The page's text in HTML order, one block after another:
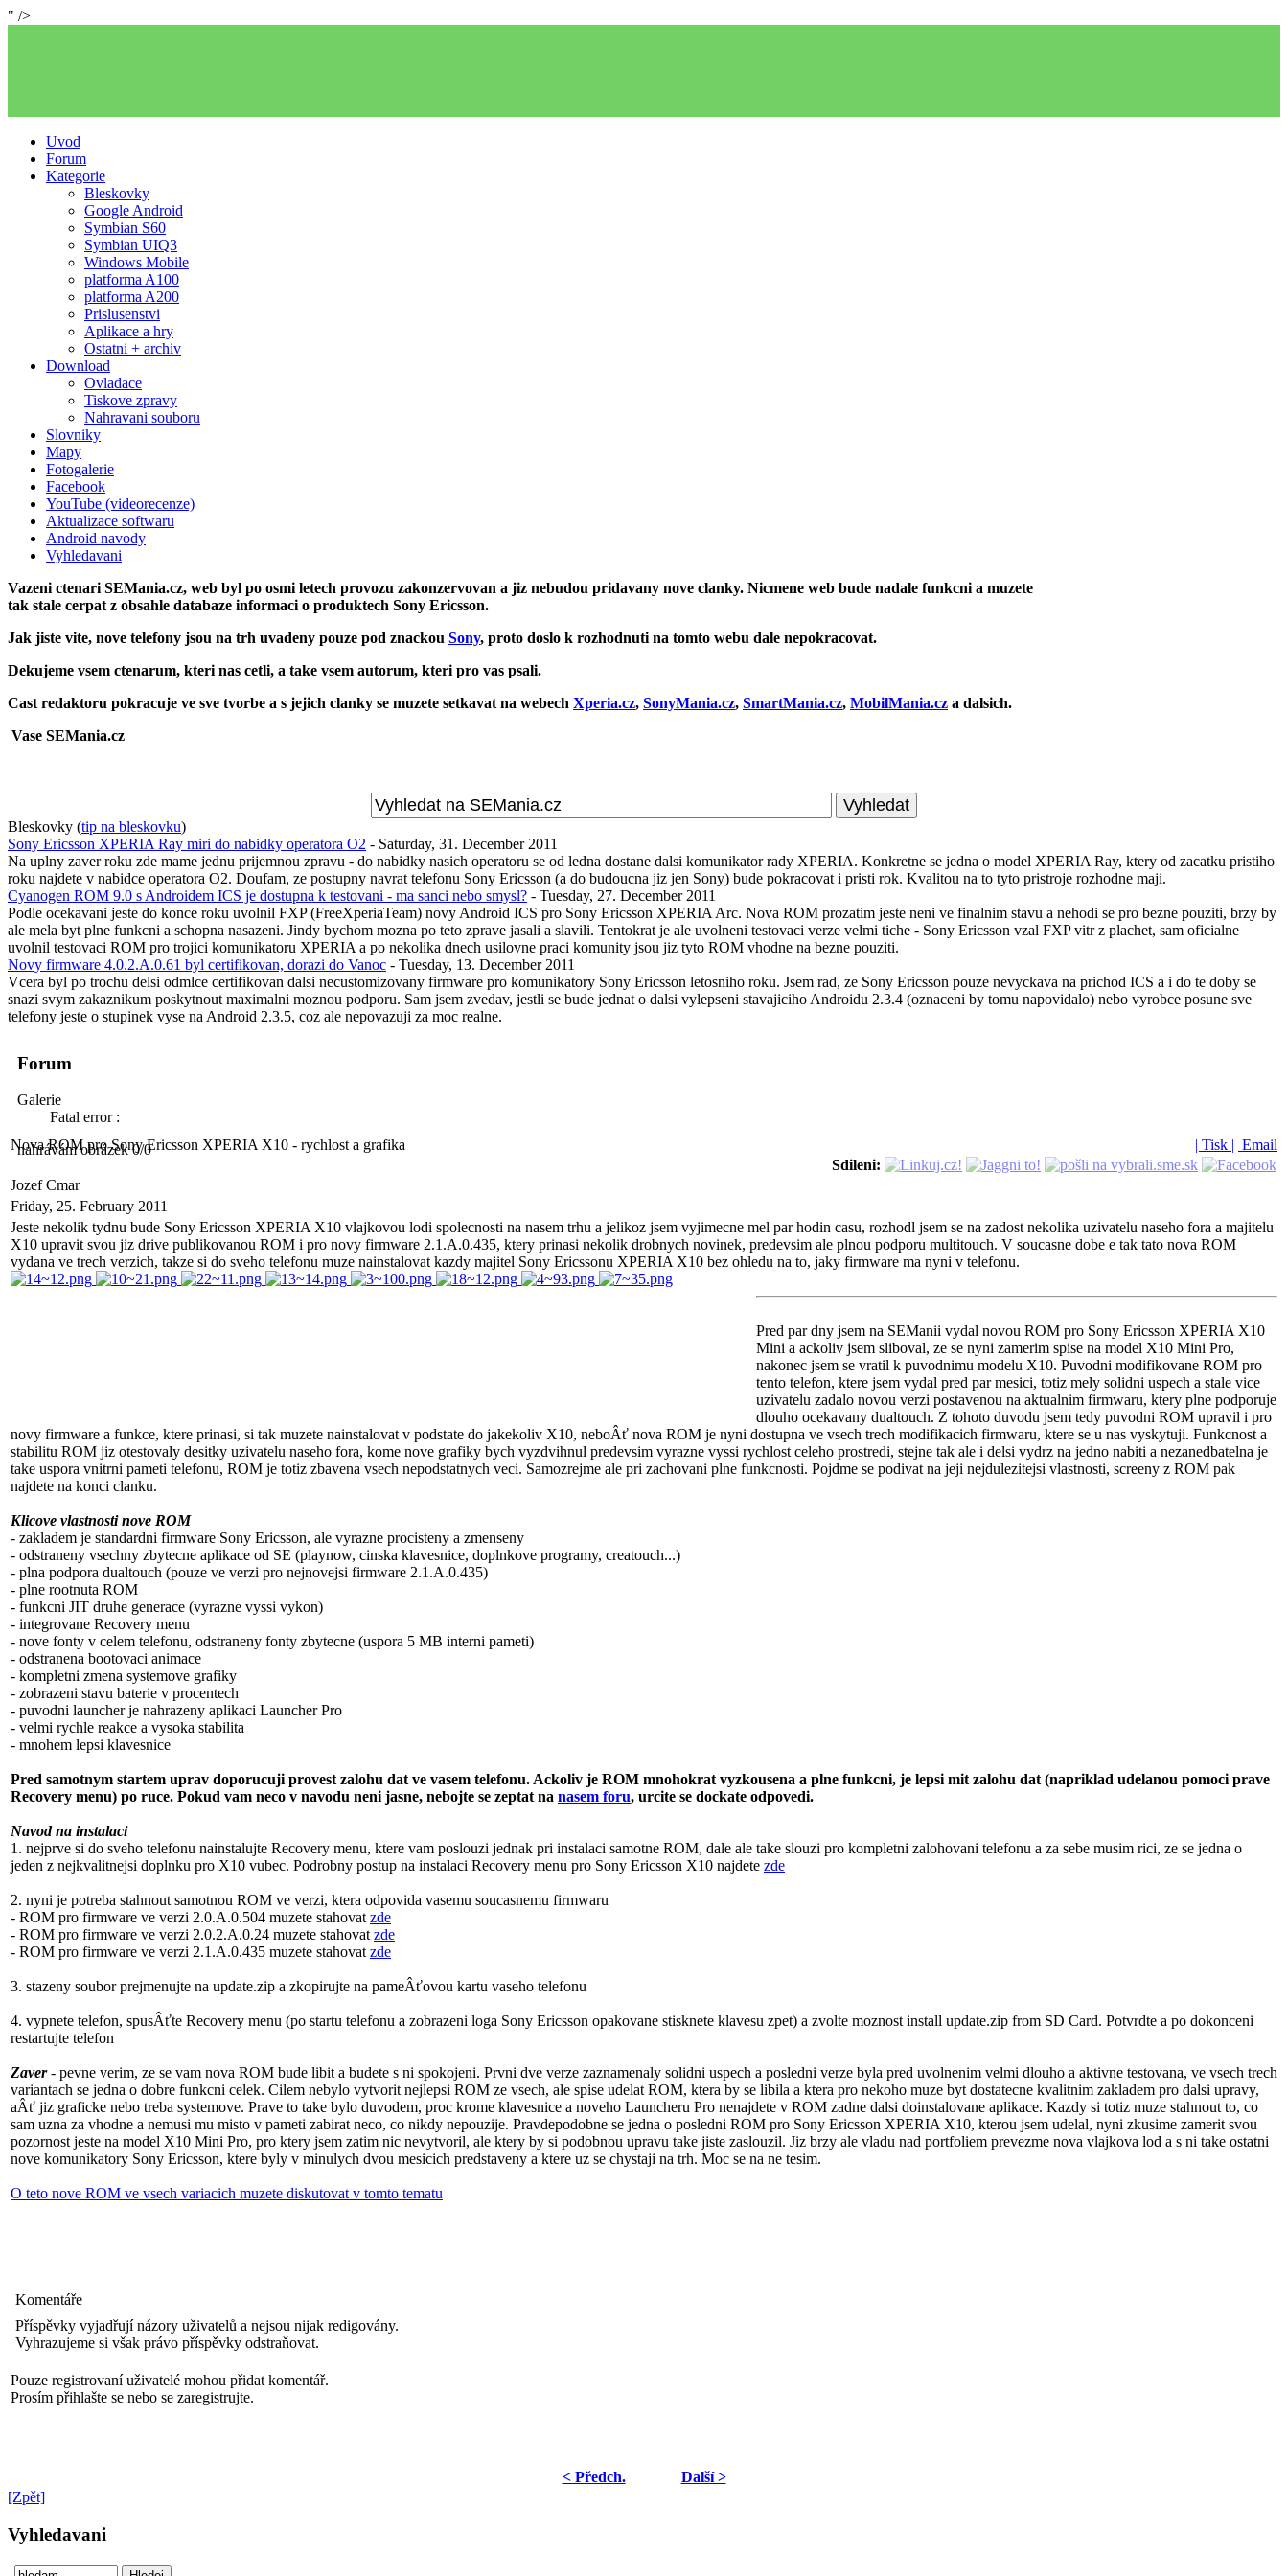
" />
Uvod
Forum
Kategorie
Bleskovky
Google Android
Symbian S60
Symbian UIQ3
Windows Mobile
platforma A100
platforma A200
Prislusenstvi
Aplikace a hry
Ostatni + archiv
Download
Ovladace
Tiskove zpravy
Nahravani souboru
Slovniky
Mapy
Fotogalerie
Facebook
YouTube (videorecenze)
Aktualizace softwaru
Android navody
Vyhledavani
Vazeni ctenari SEMania.cz, web byl po osmi letech provozu zakonzervovan a jiz nebudou pridavany nove clanky. Nicmene web bude nadale funkcni a muzete
tak stale cerpat z obsahle databaze informaci o produktech Sony Ericsson.
Jak jiste vite, nove telefony jsou na trh uvadeny pouze pod znackou Sony, proto doslo k rozhodnuti na tomto webu dale nepokracovat.
Dekujeme vsem ctenarum, kteri nas cetli, a take vsem autorum, kteri pro vas psali.
Cast redaktoru pokracuje ve sve tvorbe a s jejich clanky se muzete setkavat na webech Xperia.cz, SonyMania.cz, SmartMania.cz, MobilMania.cz a dalsich.
Vase SEMania.cz
Bleskovky (tip na bleskovku)
Sony Ericsson XPERIA Ray miri do nabidky operatora O2 - Saturday, 31. December 2011
Na uplny zaver roku zde mame jednu prijemnou zpravu - do nabidky nasich operatoru se od ledna dostane dalsi komunikator rady XPERIA. Konkretne se jedna o model XPERIA Ray, ktery od zacatku pristiho
roku najdete v nabidce operatora O2. Doufam, ze postupny navrat telefonu Sony Ericsson (a do budoucna jiz jen Sony) bude pokracovat i pristi rok. Kvalitou na to tyto pristroje rozhodne maji.
Cyanogen ROM 9.0 s Androidem ICS je dostupna k testovani - ma sanci nebo smysl? - Tuesday, 27. December 2011
Podle ocekavani jeste do konce roku uvolnil FXP (FreeXperiaTeam) novy Android ICS pro Sony Ericsson XPERIA Arc. Nova ROM prozatim jeste neni ve finalnim stavu a nehodi se pro bezne pouziti, brzy by
ale mela byt plne funkcni a schopna nasazeni. Jindy bychom mozna po teto zprave jasali a slavili. Tentokrat je ale uvolneni testovaci verze velmi tiche - Sony Ericsson vzal FXP vitr z plachet, sam oficialne
uvolnil testovaci ROM pro trojici komunikatoru XPERIA a po nekolika dnech usilovne praci komunity jsou jiz tyto ROM vhodne na bezne pouziti.
Novy firmware 4.0.2.A.0.61 byl certifikovan, dorazi do Vanoc - Tuesday, 13. December 2011
Vcera byl po trochu delsi odmlce certifikovan dalsi necustomizovany firmware pro komunikatory Sony Ericsson letosniho roku. Jsem rad, ze Sony Ericsson pouze nevyckava na prichod ICS a i do te doby se
snazi svym zakaznikum poskytnout maximalni moznou podporu. Sam jsem zvedav, jestli se bude jednat o dalsi vylepseni stavajiciho Androidu 2.3.4 (oznaceni by tomu napovidalo) nebo vyrobce posune sve
telefony jeste o stupinek vyse na Android 2.3.5, coz ale nepovazuji za moc realne.
Forum
Galerie
Fatal error :
nahrávám obrázek 0/0
Nova ROM pro Sony Ericsson XPERIA X10 - rychlost a grafika | Tisk | Email
Sdileni:
Jozef Cmar
Friday, 25. February 2011
Jeste nekolik tydnu bude Sony Ericsson XPERIA X10 vlajkovou lodi spolecnosti na nasem trhu a jelikoz jsem vyjimecne mel par hodin casu, rozhodl jsem se na zadost nekolika uzivatelu naseho fora a majitelu
X10 upravit svou jiz drive publikovanou ROM i pro novy firmware 2.1.A.0.435, ktery prinasi nekolik drobnych novinek, predevsim ale plnou podporu multitouch. V soucasne dobe e tak tato nova ROM
vydana ve trech verzich, takze si do sveho telefonu muze nainstalovat kazdy majitel Sony Ericssonu XPERIA X10 bez ohledu na to, jaky firmware ma nyni v telefonu.
Pred par dny jsem na SEManii vydal novou ROM pro Sony Ericsson XPERIA X10
Mini a ackoliv jsem sliboval, ze se nyni zamerim spise na model X10 Mini Pro,
nakonec jsem se vratil k puvodnimu modelu X10. Puvodni modifikovane ROM pro
tento telefon, ktere jsem vydal pred par mesici, totiz mely solidni uspech a stale vice
uzivatelu zadalo novou verzi postavenou na aktualnim firmwaru, ktery plne podporuje
dlouho ocekavany dualtouch. Z tohoto duvodu jsem tedy puvodni ROM upravil i pro
novy firmware a funkce, ktere prinasi, si tak muzete nainstalovat v podstate do jakekoliv X10, neboÂť nova ROM je nyni dostupna ve vsech trech modifikacich firmwaru, ktere se u nas vyskytuji. Funkcnost a
stabilitu ROM jiz otestovaly desitky uzivatelu naseho fora, kome nove grafiky bych vyzdvihnul predevsim vyrazne vyssi rychlost celeho prostredi, stejne tak ale i delsi vydrz na jedno nabiti a nezanedbatelna je
take uspora vnitrni pameti telefonu, ROM je totiz zbavena vsech nepodstatnych veci. Samozrejme ale pri zachovani plne funkcnosti. Pojdme se podivat na jeji nejdulezitejsi vlastnosti, screeny z ROM pak
najdete na konci clanku.
Klicove vlastnosti nove ROM
- zakladem je standardni firmware Sony Ericsson, ale vyrazne procisteny a zmenseny
- odstraneny vsechny zbytecne aplikace od SE (playnow, cinska klavesnice, doplnkove programy, creatouch...)
- plna podpora dualtouch (pouze ve verzi pro nejnovejsi firmware 2.1.A.0.435)
- plne rootnuta ROM
- funkcni JIT druhe generace (vyrazne vyssi vykon)
- integrovane Recovery menu
- nove fonty v celem telefonu, odstraneny fonty zbytecne (uspora 5 MB interni pameti)
- odstranena bootovaci animace
- kompletni zmena systemove grafiky
- zobrazeni stavu baterie v procentech
- puvodni launcher je nahrazeny aplikaci Launcher Pro
- velmi rychle reakce a vysoka stabilita
- mnohem lepsi klavesnice
Pred samotnym startem uprav doporucuji provest zalohu dat ve vasem telefonu. Ackoliv je ROM mnohokrat vyzkousena a plne funkcni, je lepsi mit zalohu dat (napriklad udelanou pomoci prave
Recovery menu) po ruce. Pokud vam neco v navodu neni jasne, nebojte se zeptat na nasem foru, urcite se dockate odpovedi.
Navod na instalaci
1. nejprve si do sveho telefonu nainstalujte Recovery menu, ktere vam poslouzi jednak pri instalaci samotne ROM, dale ale take slouzi pro kompletni zalohovani telefonu a za sebe musim rici, ze se jedna o
jeden z nejkvalitnejsi doplnku pro X10 vubec. Podrobny postup na instalaci Recovery menu pro Sony Ericsson X10 najdete zde
2. nyni je potreba stahnout samotnou ROM ve verzi, ktera odpovida vasemu soucasnemu firmwaru
- ROM pro firmware ve verzi 2.0.A.0.504 muzete stahovat zde
- ROM pro firmware ve verzi 2.0.2.A.0.24 muzete stahovat zde
- ROM pro firmware ve verzi 2.1.A.0.435 muzete stahovat zde
3. stazeny soubor prejmenujte na update.zip a zkopirujte na pameÂťovou kartu vaseho telefonu
4. vypnete telefon, spusÂťte Recovery menu (po startu telefonu a zobrazeni loga Sony Ericsson opakovane stisknete klavesu zpet) a zvolte moznost install update.zip from SD Card. Potvrdte a po dokonceni
restartujte telefon
Zaver- pevne verim, ze se vam nova ROM bude libit a budete s ni spokojeni. Prvni dve verze zaznamenaly solidni uspech a posledni verze byla pred uvolnenim velmi dlouho a aktivne testovana, ve vsech trech
variantach se jedna o dobre funkcni celek. Cilem nebylo vytvorit nejlepsi ROM ze vsech, ale spise udelat ROM, ktera by se libila a ktera pro nekoho muze byt dostatecne kvalitnim zakladem pro dalsi upravy,
aÂť jiz graficke nebo treba systemove. Prave to take bylo duvodem, proc krome klavesnice a noveho Launcheru Pro nenajdete v ROM zadne dalsi doinstalovane aplikace. Kazdy si totiz muze stahnout to, co
sam uzna za vhodne a nemusi mu misto v pameti zabirat neco, co nikdy nepouzije. Pravdepodobne se jedna o posledni ROM pro Sony Ericsson XPERIA X10, kterou jsem udelal, nyni zkusime zamerit svou
pozornost jeste na model X10 Mini Pro, pro ktery jsem zatim nic nevytvoril, ale ktery by si podobnou upravu take jiste zaslouzil. Jiz brzy ale vladu nad portfoliem prevezme nova vlajkova lod a s ni take ostatni
nove komunikatory Sony Ericsson, ktere byly v minulych dvou mesicich predstaveny a ktere uz se chystaji na trh. Moc se na ne tesim.
O teto nove ROM ve vsech variacich muzete diskutovat v tomto tematu
Komentáře
Příspěvky vyjadřují názory uživatelů a nejsou nijak redigovány.
Vyhrazujeme si však právo příspěvky odstraňovat.
Pouze registrovaní uživatelé mohou přidat komentář.
Prosím přihlašte se nebo se zaregistrujte.
< Předch.
Další >
[Zpět]
Vyhledavani